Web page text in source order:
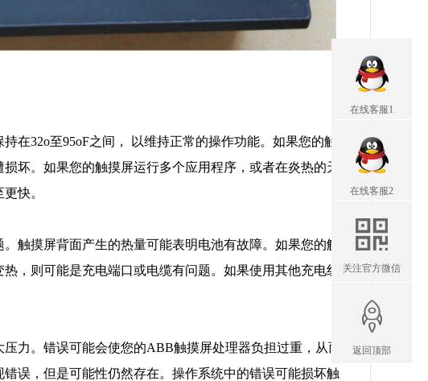
在32o至95oF之间， 以维持正常的操作功能。如果您的触
坏。如果您的触摸屏运行多个应用程序，或者在炎热的天
快。
触摸屏背面产生的热量可能表明电池有故障。如果您的触
，则可能是充电端口或电缆有问题。如果使用其他充电线
力。错误可能会使您的ABB触摸屏处理器负担过重，从而
误，但是可能性仍然存在。操作系统中的错误可能损坏触
在线客服1
在线客服2
关注官方微信
返回顶部